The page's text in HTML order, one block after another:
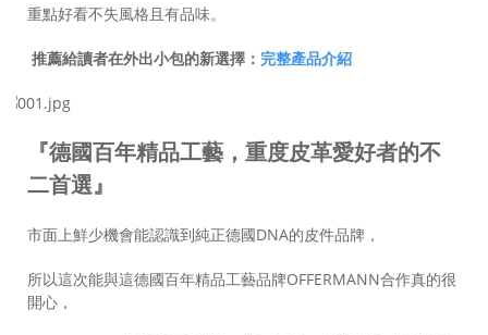
重點好看不失風格且有品味。
推薦給讀者在外出小包的新選擇： 完整產品介紹
『德國百年精品工藝，重度皮革愛好者的不
二首選』
市面上鮮少機會能認識到純正德國DNA的皮件品牌，
所以這次能與這德國百年精品工藝品牌OFFERMANN合作真的很
開心，